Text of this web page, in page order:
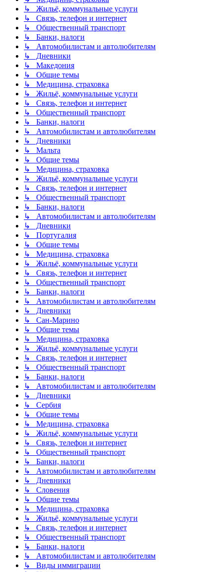
↳ Жильё, коммунальные услуги
↳ Связь, телефон и интернет
↳ Общественный транспорт
↳ Банки, налоги
↳ Автомобилистам и автолюбителям
↳ Дневники
↳ Македония
↳ Общие темы
↳ Медицина, страховка
↳ Жильё, коммунальные услуги
↳ Связь, телефон и интернет
↳ Общественный транспорт
↳ Банки, налоги
↳ Автомобилистам и автолюбителям
↳ Дневники
↳ Мальта
↳ Общие темы
↳ Медицина, страховка
↳ Жильё, коммунальные услуги
↳ Связь, телефон и интернет
↳ Общественный транспорт
↳ Банки, налоги
↳ Автомобилистам и автолюбителям
↳ Дневники
↳ Португалия
↳ Общие темы
↳ Медицина, страховка
↳ Жильё, коммунальные услуги
↳ Связь, телефон и интернет
↳ Общественный транспорт
↳ Банки, налоги
↳ Автомобилистам и автолюбителям
↳ Дневники
↳ Сан-Марино
↳ Общие темы
↳ Медицина, страховка
↳ Жильё, коммунальные услуги
↳ Связь, телефон и интернет
↳ Общественный транспорт
↳ Банки, налоги
↳ Автомобилистам и автолюбителям
↳ Дневники
↳ Сербия
↳ Общие темы
↳ Медицина, страховка
↳ Жильё, коммунальные услуги
↳ Связь, телефон и интернет
↳ Общественный транспорт
↳ Банки, налоги
↳ Автомобилистам и автолюбителям
↳ Дневники
↳ Словения
↳ Общие темы
↳ Медицина, страховка
↳ Жильё, коммунальные услуги
↳ Связь, телефон и интернет
↳ Общественный транспорт
↳ Банки, налоги
↳ Автомобилистам и автолюбителям
↳ Виды иммиграции